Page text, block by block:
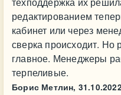
редактированием
кабинет или через
сверка происходит. Но
главное. Менеджеры
терпеливые.
Борис Метлин, 31.10.2022